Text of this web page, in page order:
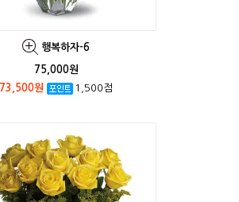
행복하자-6
75,000원
73,500원
1,500점